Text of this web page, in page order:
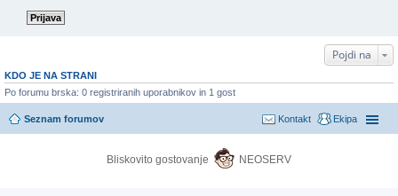
Pojdi na
KDO JE NA STRANI
Po forumu brska: 0 registriranih uporabnikov in 1 gost
Seznam forumov Ekipa
Kontakt
Bliskovito gostovanje NEOSERV